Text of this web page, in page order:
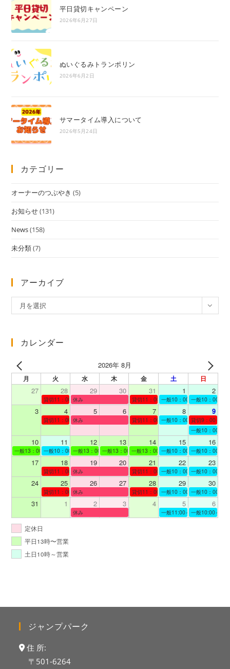
平日貸切キャンペーン
2026年6月27日
ぬいぐるみトランポリン
2026年6月2日
サマータイム導入について
2026年5月24日
カテゴリー
オーナーのつぶやき (5)
お知らせ(131)
News(158)
未分類(7)
アーカイブ
ー
イ
月を選択
カレンダー
2026年 8月
月 火 水 木 金 土 日
27 28 29 30 31 1 2
貸切11：00～12：00
休み 貸切11：00～12：00一般10：00～19：00
一般10：00～
3 4 5 6 7 8 9
貸切11：00～12：00
休み 貸切11：00～12：00一般10：00～19：00
貸切9：00～10
一般10：00～
10 11 12 13 14 15 16
一般13：00～19：00一般10：00～19：00一般13：00～19：00一般13：00～19：00一般13：00～19：00一般10：00～19：00
一般10：00～
17 18 19 20 21 22 23
貸切11：00～12：00
休み 貸切11：00～13：00一般10：00～19：00
一般10：00～
24 25 26 27 28 29 30
貸切11：00～12：00
休み 貸切11：00～12：00一般10：00～19：00
一般10：00～
31 1 2 3 4 5 6
休み 一般11:00～19:00一般10:00～
定休日
平日13時〜営業
土日10時～営業
ジャンプパーク
住 所:
〒501-6264